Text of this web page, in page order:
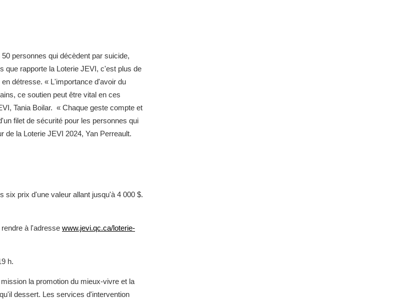
personnes qui décèdent par suicide,
que rapporte la Loterie JEVI, c'est plus de
détresse. « L'importance d'avoir du
ce soutien peut être vital en ces
Tania Boilar. « Chaque geste compte et
filet de sécurité pour les personnes qui
de la Loterie JEVI 2024, Yan Perreault.
six prix d'une valeur allant jusqu'à 4 000 $.
à l'adresse www.jevi.qc.ca/loterie-
h.
la promotion du mieux-vivre et la
dessert. Les services d'intervention